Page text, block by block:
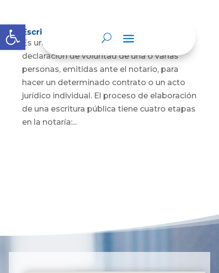
Abrir barra de herramientas
Escritura Pública
Es un documento que contiene la
declaración de voluntad de una o varias
personas, emitidas ante el notario, para
hacer un determinado contrato o un acto
jurídico individual. El proceso de elaboración
de una escritura pública tiene cuatro etapas
en la notaría:...